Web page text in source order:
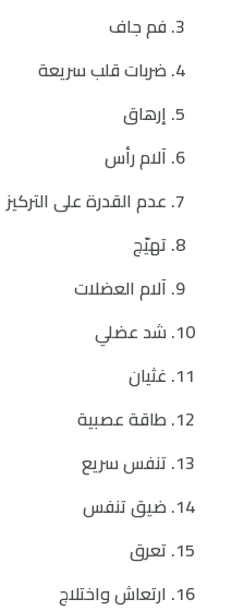
فم جاف
ضربات قلب سريعة
إرهاق
آلام رأس
عدم القدرة على التركيز
تهيّج
آلام العضلات
شد عضلي
غثيان
طاقة عصبية
تنفس سريع
ضيق تنفس
تعرق
ارتعاش واختلاج